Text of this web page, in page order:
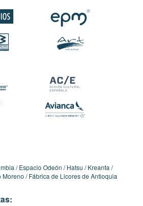
Espacio Odeón Hatsu
Kreanta
Moreno
Fábrica de Licores de Antioquia